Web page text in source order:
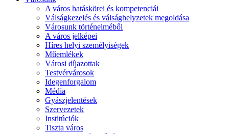
A város hatáskörei és kompetenciái
Válságkezelés és válsághelyzetek megoldása
Városunk történelméből
A város jelképei
Híres helyi személyiségek
Műemlékek
Városi díjazottak
Testvérvárosok
Idegenforgalom
Média
Gyászjelentések
Szervezetek
Institúciók
Tiszta város